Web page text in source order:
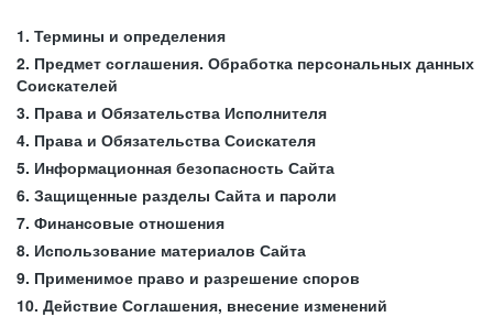
1. Термины и определения
2. Предмет соглашения. Обработка персональных данных
Соискателей
3. Права и Обязательства Исполнителя
4. Права и Обязательства Соискателя
5. Информационная безопасность Сайта
6. Защищенные разделы Сайта и пароли
7. Финансовые отношения
8. Использование материалов Сайта
9. Применимое право и разрешение споров
10. Действие Соглашения, внесение изменений